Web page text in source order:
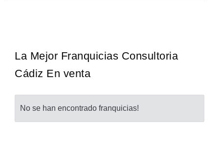
La Mejor Franquicias Consultoria
Cádiz En venta
No se han encontrado franquicias!